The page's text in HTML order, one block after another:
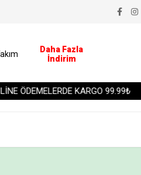
ÖDEMELERDE KARGO 99.99₺
Daha Fazla
İndirim